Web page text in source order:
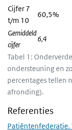
Tabel 1:
ondersteuning en
percentages tellen
afronding).
Cijfer 7
t/m 10
60,5%
Gemiddeld
cijfer
6,4
Referenties
Patiëntenfederatie.